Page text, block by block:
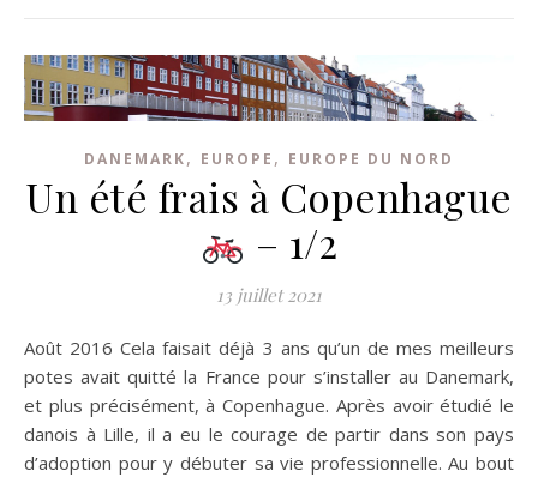
DANEMARK, EUROPE , EUROPE DU NORD
Un été frais à Copenhague
– 1/2
13 juillet 2021
Août 2016 Cela faisait déjà 3 ans qu’un de mes meilleurs
potes avait quitté la France pour s’installer au Danemark,
et plus précisément, à Copenhague. Après avoir étudié le
danois à Lille, il a eu le courage de partir dans son pays
d’adoption pour y débuter sa vie professionnelle. Au bout